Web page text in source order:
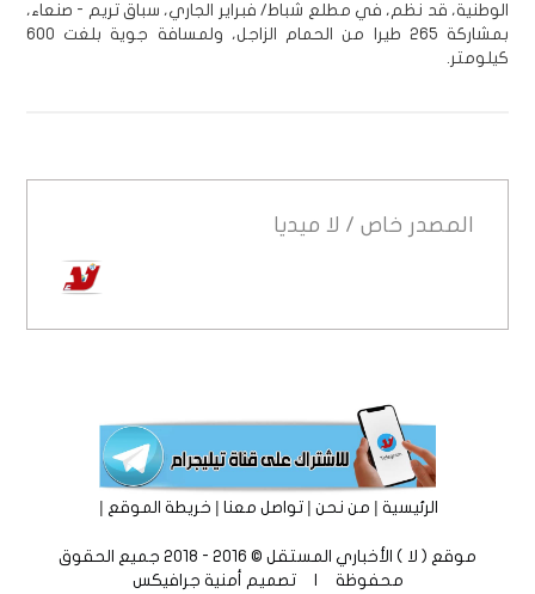
الوطنية، قد نظم، في مطلع شباط/ فبراير الجاري، سباق تريم - صنعاء،
بمشاركة 265 طيرا من الحمام الزاجل، ولمسافة جوية بلغت 600
كيلومتر.
المصدر خاص / لا ميديا
الرئيسية|من نحن|تواصل معنا|خريطة الموقع |
موقع ( لا ) الأخباري المستقل © 2016 - 2018 جميع الحقوق
محفوظة | تصميم أمنية جرافيكس